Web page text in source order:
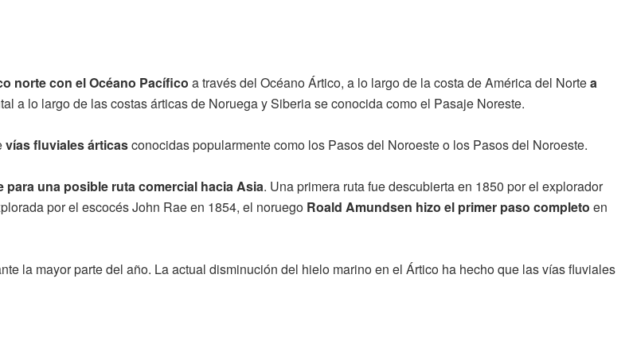
norte con el Océano Pacífico a través del Océano Ártico, a lo largo de la costa de América del Nortea
a lo largo de las costas árticas de Noruega y Siberia se conocida como el Pasaje Noreste.
vías fluviales árticasconocidas popularmente como los Pasos del Noroeste o los Pasos del Noroeste.
una posible ruta comercial hacia Asia. Una primera ruta fue descubierta en 1850 por el explorador
por el escocés John Rae en 1854, el noruego Roald Amundsen hizo el primer paso completo en
la mayor parte del año. La actual disminución del hielo marino en el Ártico ha hecho que las vías fluviales